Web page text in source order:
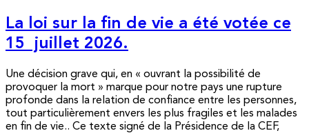
La loi sur la fin de vie a été votée ce
15 juillet 2026.
Une décision grave qui, en « ouvrant la possibilité de
provoquer la mort » marque pour notre pays une rupture
profonde dans la relation de confiance entre les personnes,
tout particulièrement envers les plus fragiles et les malades
en fin de vie.. Ce texte signé de la Présidence de la CEF,